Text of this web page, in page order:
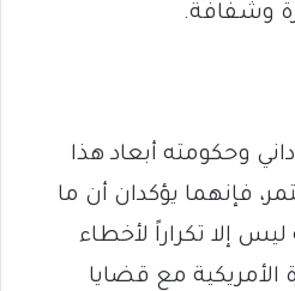
وشفافة.
وحكومته أبعاد هذا
فإنهما يؤكدان أن ما
إلا تكراراً لأخطاء
الأمريكية مع قضايا